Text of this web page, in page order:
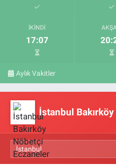
İKINDI
17:07
Aylık Vakitler
İstanbul